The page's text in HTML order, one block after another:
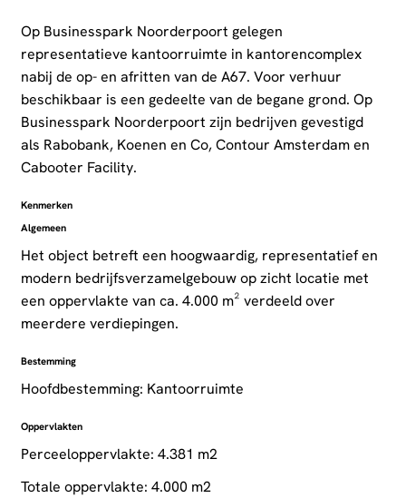
Op Businesspark Noorderpoort gelegen
representatieve kantoorruimte in kantorencomplex
nabij de op- en afritten van de A67. Voor verhuur
beschikbaar is een gedeelte van de begane grond. Op
Businesspark Noorderpoort zijn bedrijven gevestigd
als Rabobank, Koenen en Co, Contour Amsterdam en
Cabooter Facility.
Kenmerken
Algemeen
Het object betreft een hoogwaardig, representatief en
modern bedrijfsverzamelgebouw op zicht locatie met
een oppervlakte van ca. 4.000 m² verdeeld over
meerdere verdiepingen.
Bestemming
Hoofdbestemming: Kantoorruimte
Oppervlakten
Perceeloppervlakte: 4.381 m2
Totale oppervlakte: 4.000 m2